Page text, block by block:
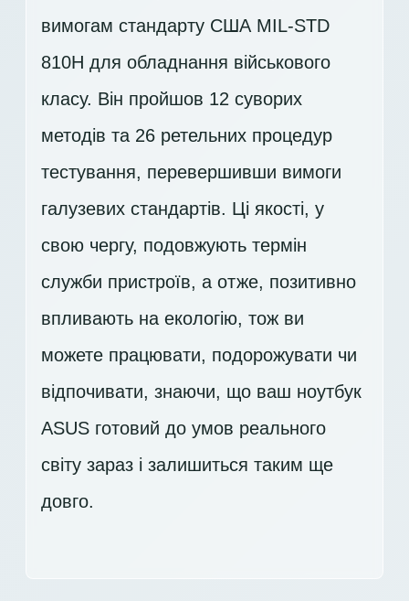
вимогам стандарту США MIL-STD
810H для обладнання військового
класу. Він пройшов 12 суворих
методів та 26 ретельних процедур
тестування, перевершивши вимоги
галузевих стандартів. Ці якості, у
свою чергу, подовжують термін
служби пристроїв, а отже, позитивно
впливають на екологію, тож ви
можете працювати, подорожувати чи
відпочивати, знаючи, що ваш ноутбук
ASUS готовий до умов реального
світу зараз і залишиться таким ще
довго.